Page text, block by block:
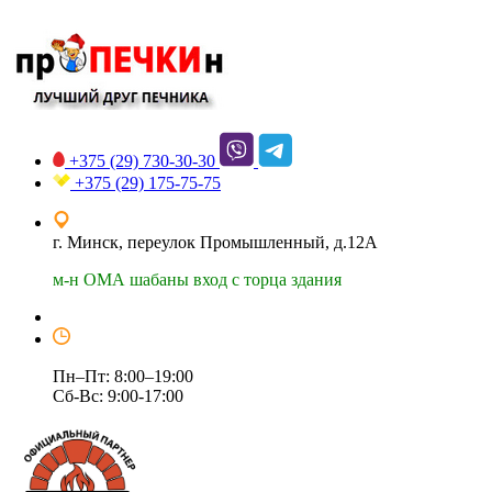
+375 (29) 730-30-30
+375 (29) 175-75-75
г. Минск, переулок Промышленный, д.12А
м-н ОМА шабаны вход с торца здания
Пн–Пт: 8:00–19:00
Сб-Вс: 9:00-17:00